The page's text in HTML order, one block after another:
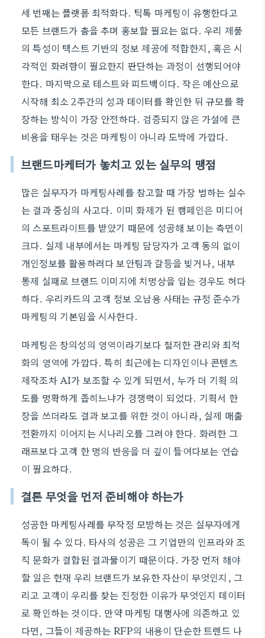
세 번째는 플랫폼 최적화다. 틱톡 마케팅이 유행한다고
모든 브랜드가 춤을 추며 홍보할 필요는 없다. 우리 제품
의 특성이 텍스트 기반의 정보 제공에 적합한지, 혹은 시
각적인 화려함이 필요한지 판단하는 과정이 선행되어야
한다. 마지막으로 테스트와 피드백이다. 작은 예산으로
시작해 최소 2주간의 성과 데이터를 확인한 뒤 규모를 확
장하는 방식이 가장 안전하다. 검증되지 않은 가설에 큰
비용을 태우는 것은 마케팅이 아니라 도박에 가깝다.
브랜드마케터가 놓치고 있는 실무의 맹점
많은 실무자가 마케팅사례를 참고할 때 가장 범하는 실수
는 결과 중심의 사고다. 이미 화제가 된 캠페인은 미디어
의 스포트라이트를 받았기 때문에 성공해 보이는 측면이
크다. 실제 내부에서는 마케팅 담당자가 고객 동의 없이
개인정보를 활용하려다 보안팀과 갈등을 빚거나, 내부
통제 실패로 브랜드 이미지에 치명상을 입는 경우도 허다
하다. 우리카드의 고객 정보 오남용 사태는 규정 준수가
마케팅의 기본임을 시사한다.
마케팅은 창의성의 영역이라기보다 철저한 관리와 최적
화의 영역에 가깝다. 특히 최근에는 디자인이나 콘텐츠
제작조차 AI가 보조할 수 있게 되면서, 누가 더 기획 의
도를 명확하게 좁히느냐가 경쟁력이 되었다. 기획서 한
장을 쓰더라도 결과 보고를 위한 것이 아니라, 실제 매출
전환까지 이어지는 시나리오를 그려야 한다. 화려한 그
래프보다 고객 한 명의 반응을 더 깊이 들여다보는 연습
이 필요하다.
결론 무엇을 먼저 준비해야 하는가
성공한 마케팅사례를 무작정 모방하는 것은 실무자에게
독이 될 수 있다. 타사의 성공은 그 기업만의 인프라와 조
직 문화가 결합된 결과물이기 때문이다. 가장 먼저 해야
할 일은 현재 우리 브랜드가 보유한 자산이 무엇인지, 그
리고 고객이 우리를 찾는 진정한 이유가 무엇인지 데이터
로 확인하는 것이다. 만약 마케팅 대행사에 의존하고 있
다면, 그들이 제공하는 RFP의 내용이 단순한 트렌드 나